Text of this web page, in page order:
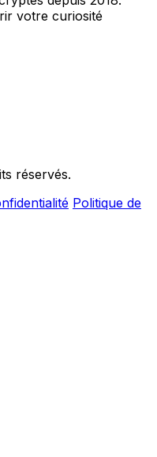
votre curiosité
réservés.
Politique de